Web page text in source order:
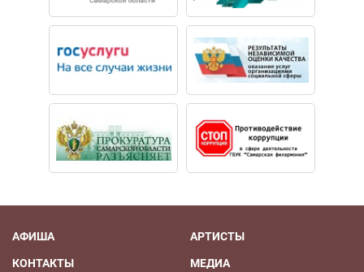
АФИША
КОНТАКТЫ
АРТИСТЫ
МЕДИА